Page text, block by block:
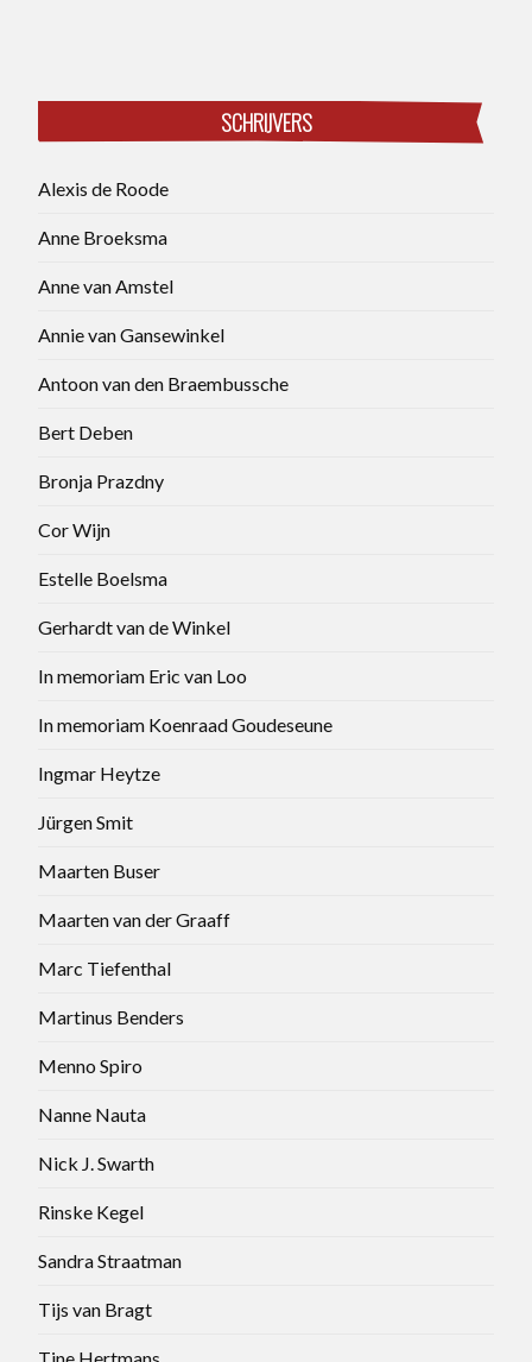
SCHRIJVERS
Alexis de Roode
Anne Broeksma
Anne van Amstel
Annie van Gansewinkel
Antoon van den Braembussche
Bert Deben
Bronja Prazdny
Cor Wijn
Estelle Boelsma
Gerhardt van de Winkel
In memoriam Eric van Loo
In memoriam Koenraad Goudeseune
Ingmar Heytze
Jürgen Smit
Maarten Buser
Maarten van der Graaff
Marc Tiefenthal
Martinus Benders
Menno Spiro
Nanne Nauta
Nick J. Swarth
Rinske Kegel
Sandra Straatman
Tijs van Bragt